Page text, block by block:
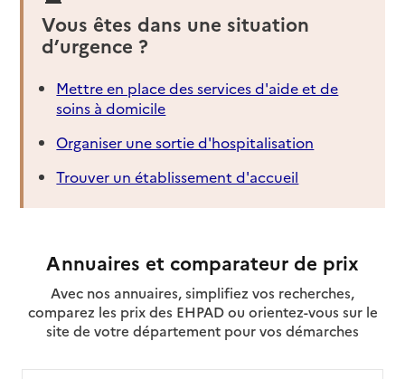
22 avenue Descartes
94450-Limeil-Brévannes
01 43 82 35 72
Contact
Rapport HAS
Mis à jour le : 08/09/2024
Service autonomie à domicile (aide)
Adresse
122 avenue Henri Barbusse
94240- L'Haÿ-les-Roses
01 41 98 79 60
Vous êtes dans une situation
d’urgence ?
Mettre en place des services d'aide et de
soins à domicile
Organiser une sortie d'hospitalisation
Trouver un établissement d'accueil
Annuaires et comparateur de prix
Avec nos annuaires, simplifiez vos recherches,
comparez les prix des EHPAD ou orientez-vous sur le
site de votre département pour vos démarches